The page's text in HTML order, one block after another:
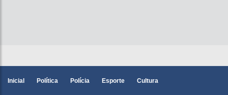
Inicial Política Polícia Esporte Cultura